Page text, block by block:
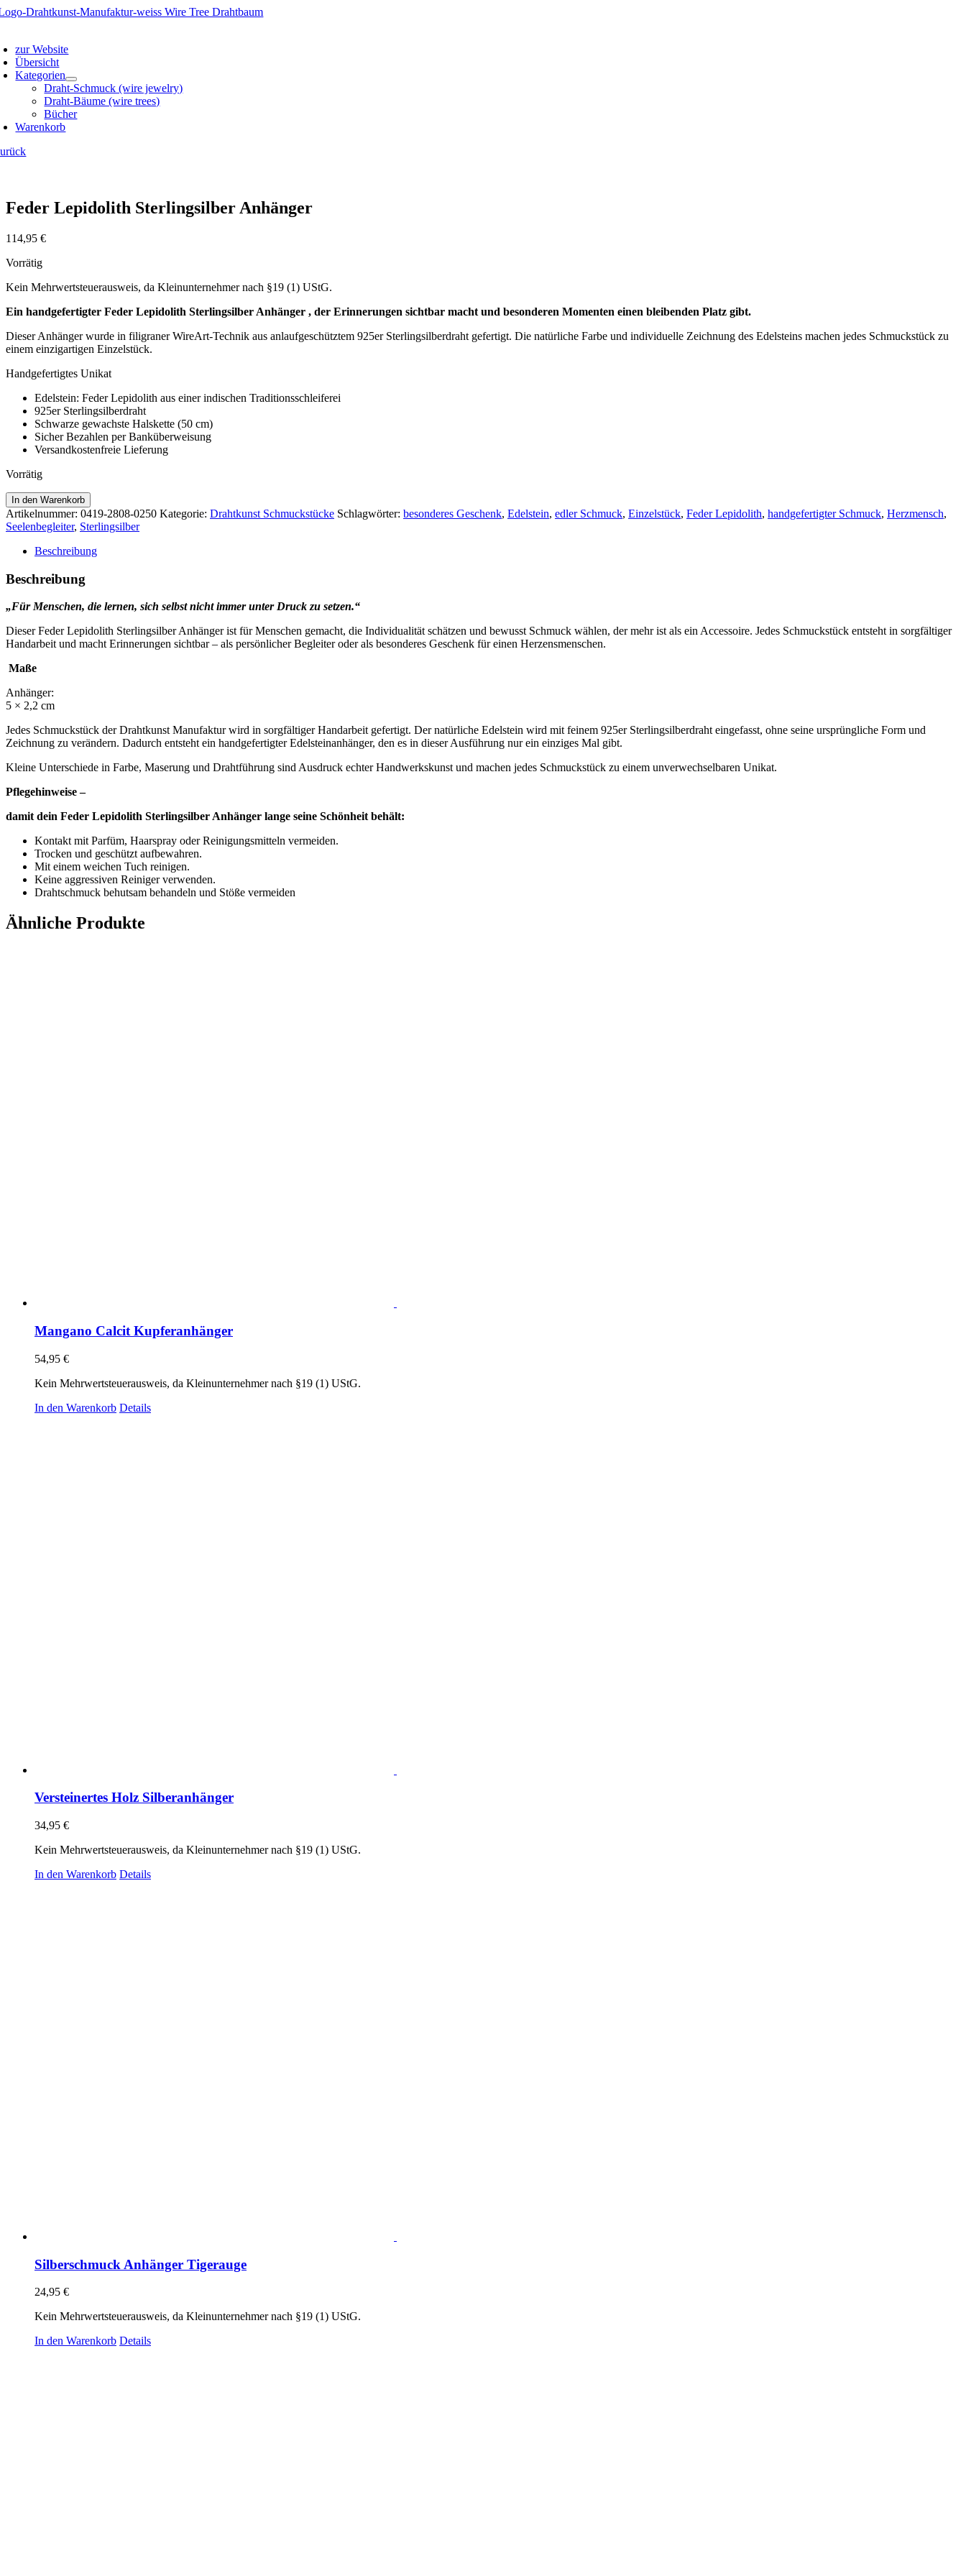
Zum
zur Website
Übersicht
Kategorien
Draht-Schmuck (wire jewelry)
Draht-Bäume (wire trees)
Bücher
Warenkorb
Feder Lepidolith Sterlingsilber Anhänger
114,95 €
Vorrätig
Kein Mehrwertsteuerausweis, da Kleinunternehmer nach §19 (1) UStG.
Ein handgefertigter Feder Lepidolith Sterlingsilber Anhänger , der Erinnerungen sichtbar macht und besonderen Momenten einen bleibenden Platz gibt.
Dieser Anhänger wurde in filigraner WireArt-Technik aus anlaufgeschütztem 925er Sterlingsilberdraht gefertigt. Die natürliche Farbe und individuelle Zeichnung des Edelsteins machen jedes Schmuckstück zu
einem einzigartigen Einzelstück.
Handgefertigtes Unikat
Edelstein: Feder Lepidolith aus einer indischen Traditionsschleiferei
925er Sterlingsilberdraht
Schwarze gewachste Halskette (50 cm)
Sicher Bezahlen per Banküberweisung
Versandkostenfreie Lieferung
Vorrätig
Feder
Lepidolith
Sterlingsilber
Anhänger
Menge
In den Warenkorb
Artikelnummer: 0419-2808-0250 Kategorie: Drahtkunst Schmuckstücke Schlagwörter: besonderes Geschenk, Edelstein, edler Schmuck, Einzelstück, Feder Lepidolith, handgefertigter Schmuck, Herzmensch,
Seelenbegleiter, Sterlingsilber
Beschreibung
Beschreibung
„Für Menschen, die lernen, sich selbst nicht immer unter Druck zu setzen.“
Dieser Feder Lepidolith Sterlingsilber Anhänger ist für Menschen gemacht, die Individualität schätzen und bewusst Schmuck wählen, der mehr ist als ein Accessoire. Jedes Schmuckstück entsteht in sorgfältiger
Handarbeit und macht Erinnerungen sichtbar – als persönlicher Begleiter oder als besonderes Geschenk für einen Herzensmenschen.
Maße
Anhänger:
5 × 2,2 cm
Jedes Schmuckstück der Drahtkunst Manufaktur wird in sorgfältiger Handarbeit gefertigt. Der natürliche Edelstein wird mit feinem 925er Sterlingsilberdraht eingefasst, ohne seine ursprüngliche Form und
Zeichnung zu verändern. Dadurch entsteht ein handgefertigter Edelsteinanhänger, den es in dieser Ausführung nur ein einziges Mal gibt.
Kleine Unterschiede in Farbe, Maserung und Drahtführung sind Ausdruck echter Handwerkskunst und machen jedes Schmuckstück zu einem unverwechselbaren Unikat.
Pflegehinweise –
damit dein Feder Lepidolith Sterlingsilber Anhänger lange seine Schönheit behält:
Kontakt mit Parfüm, Haarspray oder Reinigungsmitteln vermeiden.
Trocken und geschützt aufbewahren.
Mit einem weichen Tuch reinigen.
Keine aggressiven Reiniger verwenden.
Drahtschmuck behutsam behandeln und Stöße vermeiden
Ähnliche Produkte
Mangano Calcit Kupferanhänger
54,95 €
Kein Mehrwertsteuerausweis, da Kleinunternehmer nach §19 (1) UStG.
In den Warenkorb Details
Versteinertes Holz Silberanhänger
34,95 €
Kein Mehrwertsteuerausweis, da Kleinunternehmer nach §19 (1) UStG.
In den Warenkorb Details
Silberschmuck Anhänger Tigerauge
24,95 €
Kein Mehrwertsteuerausweis, da Kleinunternehmer nach §19 (1) UStG.
In den Warenkorb Details